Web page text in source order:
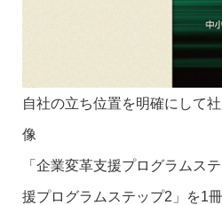
自社の立ち位置を明確にして
像
「企業変革支援プログラムス
援プログラムステップ2」を1